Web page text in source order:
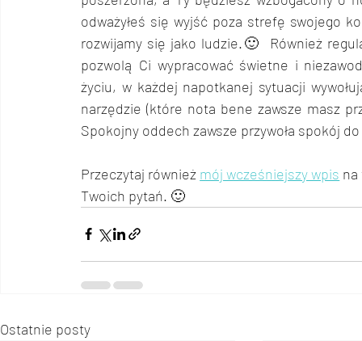
odważyłeś się wyjść poza strefę swojego
rozwijamy się jako ludzie.🙂  Również
pozwolą Ci wypracować świetne i
życiu, w każdej napotkanej sytuacji
narzędzie (które nota bene zawsze masz
Spokojny oddech zawsze przywoła spokój
Przeczytaj również mój wcześniejszy wpis
Twoich pytań. 🙂
Ostatnie posty